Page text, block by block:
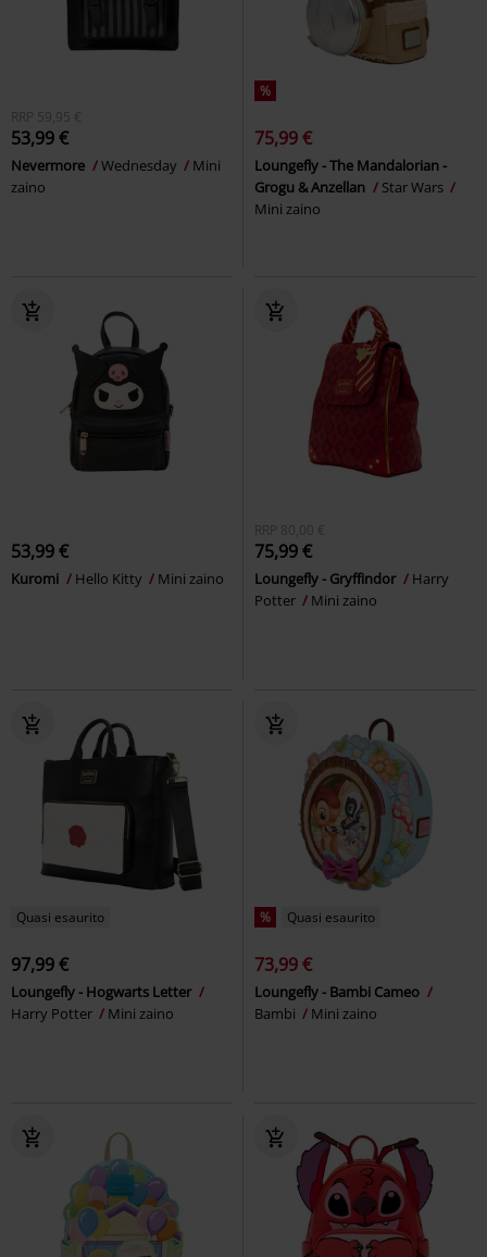
RRP 59,95 €
53,99 €
Nevermore Wednesday
Mini
zaino
%
75,99 €
Loungefly - The Mandalorian -
Grogu & Anzellan
Star Wars
Mini zaino
53,99 €
Kuromi Hello Kitty Mini zaino
RRP 80,00 €
75,99 €
Loungefly - Gryffindor
Harry
Potter
Mini zaino
Quasi esaurito
97,99 €
Loungefly - Hogwarts Letter
Harry Potter
Mini zaino
% Quasi esaurito
73,99 €
Loungefly - Bambi Cameo
Bambi
Mini zaino